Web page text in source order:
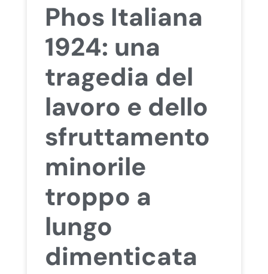
Phos Italiana
1924: una
tragedia del
lavoro e dello
sfruttamento
minorile
troppo a
lungo
dimenticata